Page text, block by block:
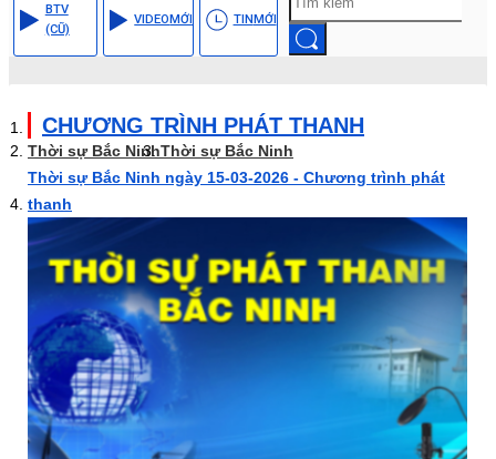
BTV
(CŨ)
VIDEOMỚI TINMỚI
CHƯƠNG TRÌNH PHÁT THANH
Thời sự Bắc NinhThời sự Bắc Ninh
Thời sự Bắc Ninh ngày 15-03-2026 - Chương trình phát
thanh